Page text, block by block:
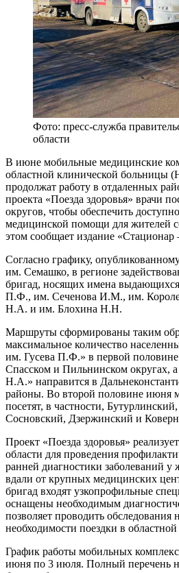
Фото: пресс-служба
области
В июне мобильные медицинские
областной клинической
продолжат работу в отдаленных
проекта «Поезда здоровья» врачи
округов, чтобы обеспечить
медицинской помощи для жителей
этом сообщает издание «Стационар
Согласно графику,
им. Семашко, в регионе
бригад, носящих имена
П.Ф., им. Сеченова И.М., им.
Н.А. и им. Блохина Н.Н.
Маршруты сформированы таким
максимальное количество
им. Гусева П.Ф.» в первой половине
Спасском и Пильнинском округах,
Н.А.» направится в
районы. Во второй половине июня
посетят, в частности,
Сосновский, Дзержинский и
Проект «Поезда здоровья»
области для проведения
ранней диагностики заболеваний
вдали от крупных медицинских
бригад входят узкопрофильные
оснащены необходимым
позволяет проводить обследования
необходимости поездки в
График работы мобильных
июня по 3 июля. Полный перечень